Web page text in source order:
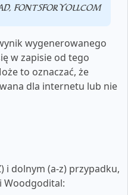
fontsforyou.com
wygenerowanego
w zapisie od tego
to oznaczać, że
dla internetu lub nie
i dolnym (a-z) przypadku,
Woodgodital: